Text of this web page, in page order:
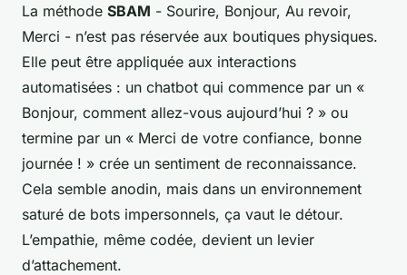
La méthode SBAM - Sourire, Bonjour, Au revoir,
Merci - n’est pas réservée aux boutiques physiques.
Elle peut être appliquée aux interactions
automatisées : un chatbot qui commence par un «
Bonjour, comment allez-vous aujourd’hui ? » ou
termine par un « Merci de votre confiance, bonne
journée ! » crée un sentiment de reconnaissance.
Cela semble anodin, mais dans un environnement
saturé de bots impersonnels, ça vaut le détour.
L’empathie, même codée, devient un levier
d’attachement.